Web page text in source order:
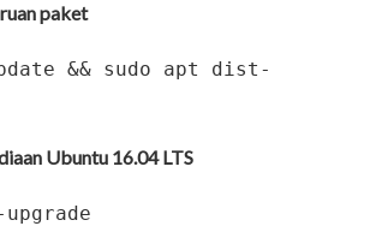
paket
&& sudo apt dist-
Ubuntu 16.04 LTS